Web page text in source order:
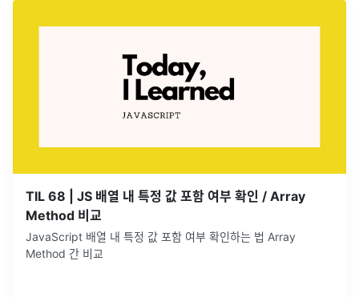
TIL 68 | JS 배열 내 특정 값 포함 여부 확인 / Array
Method 비교
JavaScript 배열 내 특정 값 포함 여부 확인하는 법 Array
Method 간 비교